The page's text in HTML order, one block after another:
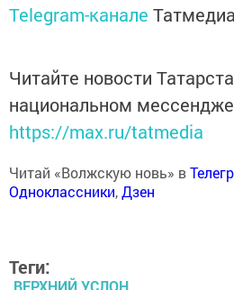
Telegram-канале Татмедиа
Читайте новости
национальном
https://max.ru/tatmedia
Читай «Волжскую новь» в
Одноклассники,Дзен
Теги:
ВЕРХНИЙ УСЛОН